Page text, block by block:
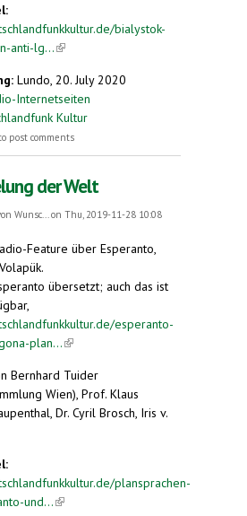
bialystok-
anti-lg...(link is external)
Lundo, 20. July 2020
Internetseiten
Kultur
in Polen sind die ideologischen
post comments
der Welt
Wunsc... on Thu, 2019-11-28 10:08
Feature über Esperanto,
übersetzt; auch das ist
esperanto-
plan...(link is external)
Bernhard Tuider
Wien), Prof. Klaus
Dr. Cyril Brosch, Iris v.
plansprachen-
und...(link is external)